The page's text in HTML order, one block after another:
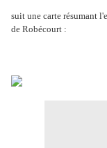
suit une carte résumant
de Robécourt :